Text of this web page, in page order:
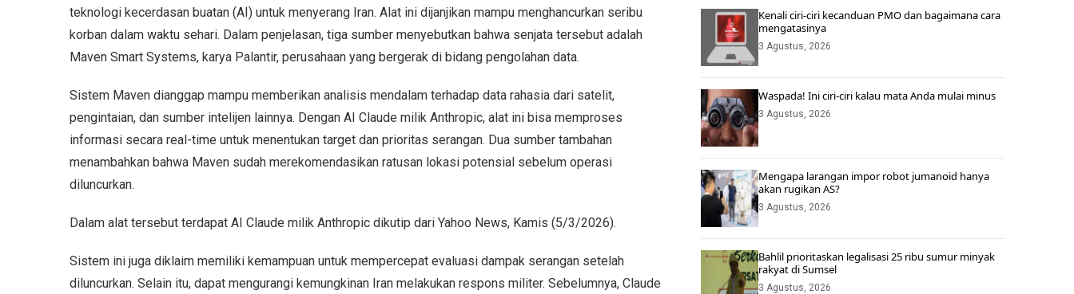
teknologi kecerdasan buatan (AI) untuk menyerang Iran. Alat ini dijanjikan mampu menghancurkan seribu
korban dalam waktu sehari. Dalam penjelasan, tiga sumber menyebutkan bahwa senjata tersebut adalah
Maven Smart Systems, karya Palantir, perusahaan yang bergerak di bidang pengolahan data.
Sistem Maven dianggap mampu memberikan analisis mendalam terhadap data rahasia dari satelit,
pengintaian, dan sumber intelijen lainnya. Dengan AI Claude milik Anthropic, alat ini bisa memproses
informasi secara real-time untuk menentukan target dan prioritas serangan. Dua sumber tambahan
menambahkan bahwa Maven sudah merekomendasikan ratusan lokasi potensial sebelum operasi
diluncurkan.
Dalam alat tersebut terdapat AI Claude milik Anthropic dikutip dari Yahoo News, Kamis (5/3/2026).
Sistem ini juga diklaim memiliki kemampuan untuk mempercepat evaluasi dampak serangan setelah
diluncurkan. Selain itu, dapat mengurangi kemungkinan Iran melakukan respons militer. Sebelumnya, Claude
Kenali ciri-ciri kecanduan PMO dan bagaimana cara
mengatasinya
3 Agustus, 2026
Waspada! Ini ciri-ciri kalau mata Anda mulai minus
3 Agustus, 2026
Mengapa larangan impor robot jumanoid hanya
akan rugikan AS?
3 Agustus, 2026
Bahlil prioritaskan legalisasi 25 ribu sumur minyak
rakyat di Sumsel
3 Agustus, 2026